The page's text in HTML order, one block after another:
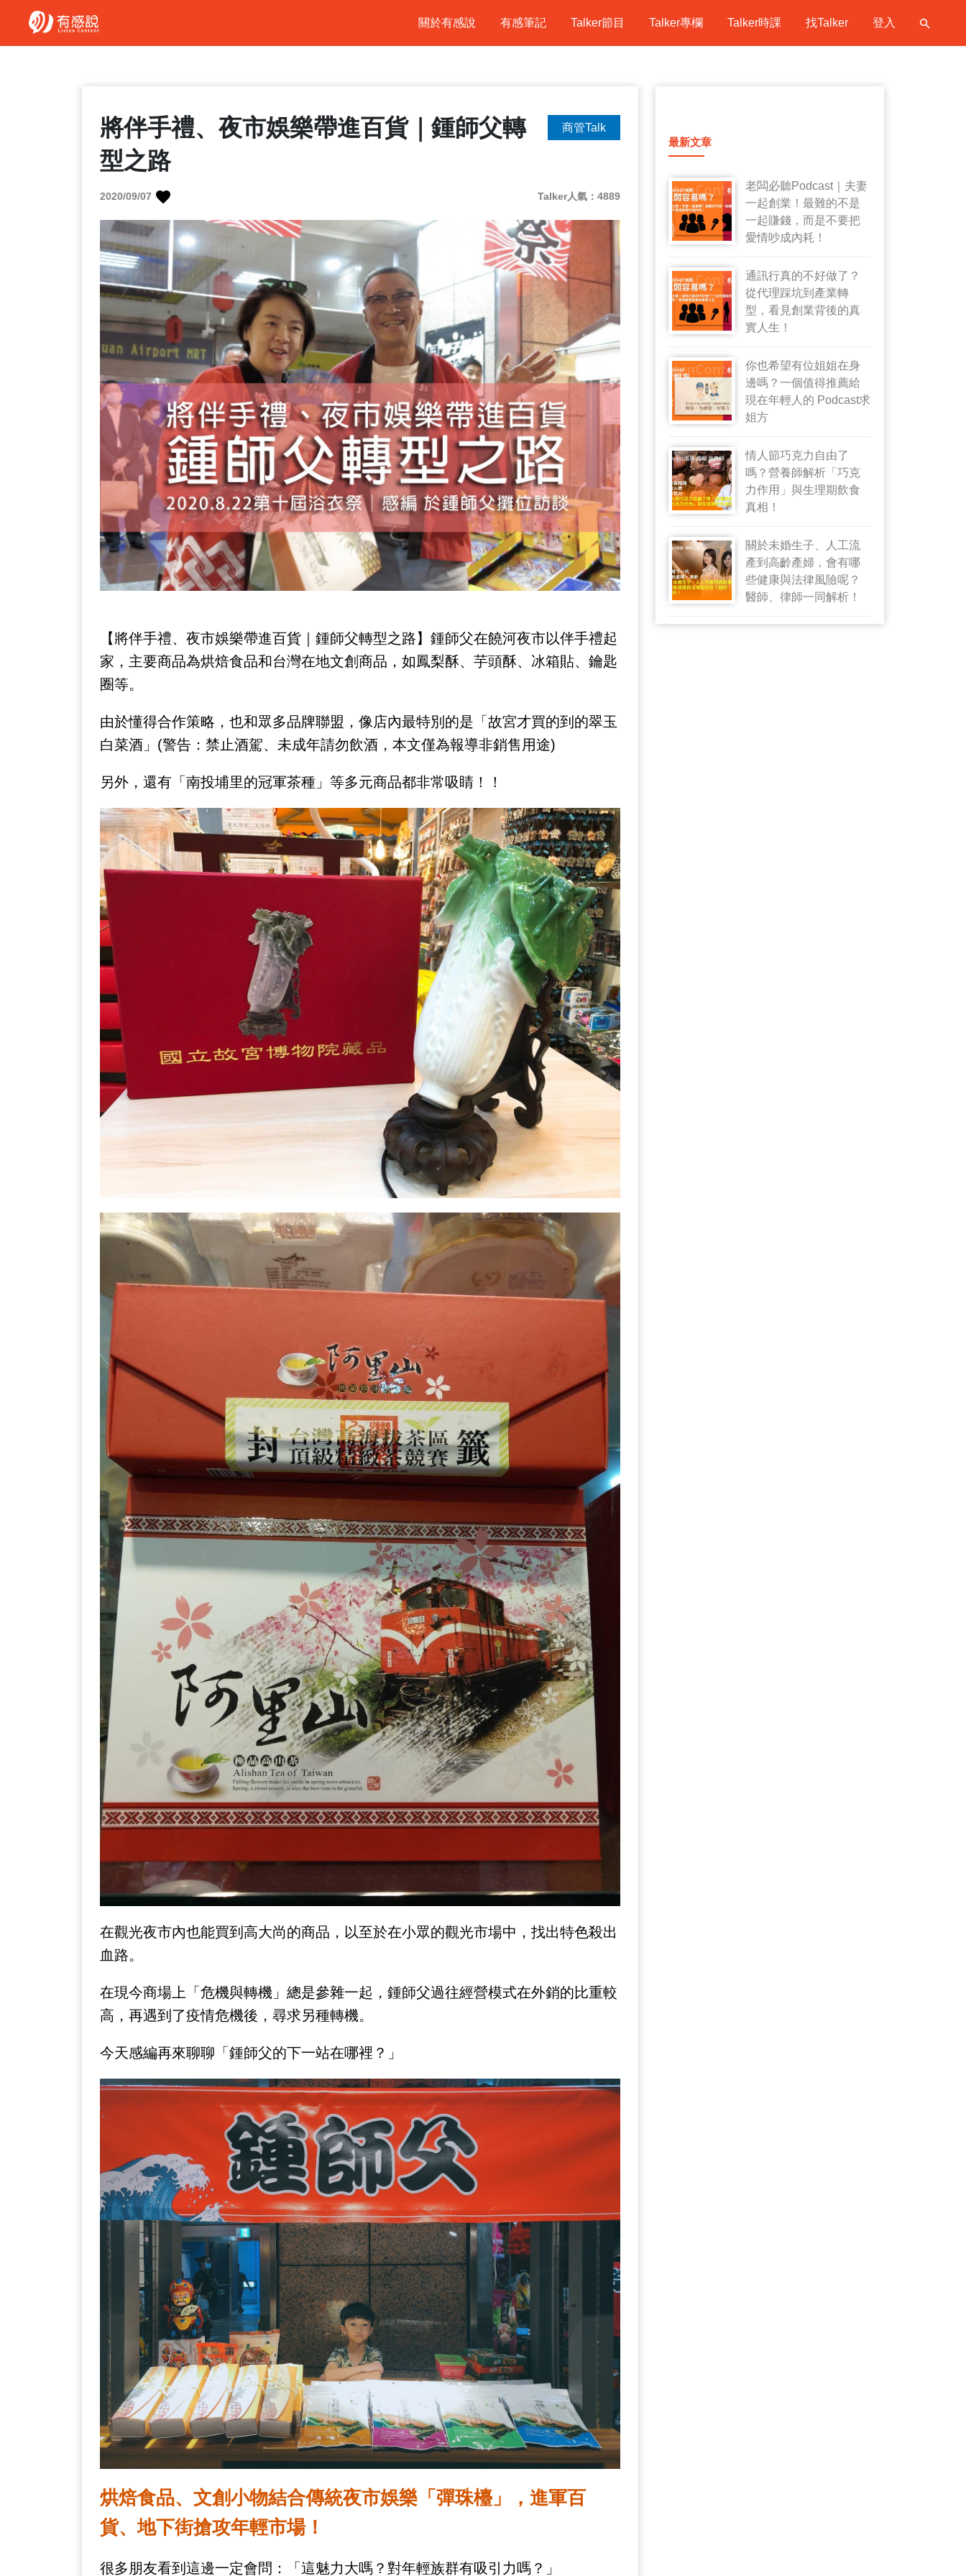
關於有感說 有感筆記 Talker節目 Talker專欄 Talker時課 找Talker 登入
將伴手禮、夜市娛樂帶進百貨｜鍾師父轉
型之路
商管Talk
2020/09/07 Talker人氣：4889
【將伴手禮、夜市娛樂帶進百貨｜鍾師父轉型之路】鍾師父在饒河夜市以伴手禮起
家，主要商品為烘焙食品和台灣在地文創商品，如鳳梨酥、芋頭酥、冰箱貼、鑰匙
圈等。
由於懂得合作策略，也和眾多品牌聯盟，像店內最特別的是「故宮才買的到的翠玉
白菜酒」(警告：禁止酒駕、未成年請勿飲酒，本文僅為報導非銷售用途)
另外，還有「南投埔里的冠軍茶種」等多元商品都非常吸睛！！
在觀光夜市內也能買到高大尚的商品，以至於在小眾的觀光市場中，找出特色殺出
血路。
在現今商場上「危機與轉機」總是參雜一起，鍾師父過往經營模式在外銷的比重較
高，再遇到了疫情危機後，尋求另種轉機。
今天感編再來聊聊「鍾師父的下一站在哪裡？」
烘焙食品、文創小物結合傳統夜市娛樂「彈珠檯」，進軍百
貨、地下街搶攻年輕市場！
很多朋友看到這邊一定會問：「這魅力大嗎？對年輕族群有吸引力嗎？」
最新文章
老闆必聽Podcast｜夫妻
一起創業！最難的不是
一起賺錢，而是不要把
愛情吵成內耗！
通訊行真的不好做了？
從代理踩坑到產業轉
型，看見創業背後的真
實人生！
你也希望有位姐姐在身
邊嗎？一個值得推薦給
現在年輕人的 Podcast求
姐方
情人節巧克力自由了
嗎？營養師解析「巧克
力作用」與生理期飲食
真相！
關於未婚生子、人工流
產到高齡產婦，會有哪
些健康與法律風險呢？
醫師、律師一同解析！